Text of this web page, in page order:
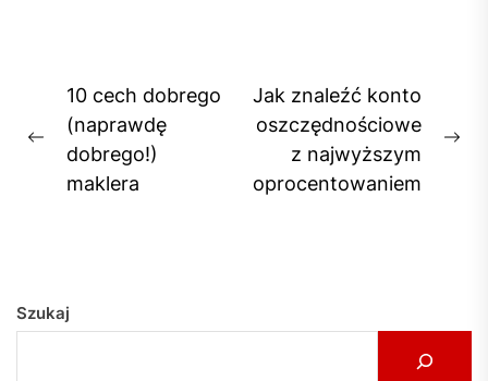
Nawigacja
wpisu
Previous
post:
10 cech dobrego
(naprawdę
dobrego!)
maklera
Jak znaleźć konto
oszczędnościowe
z najwyższym
oprocentowaniem
Szukaj